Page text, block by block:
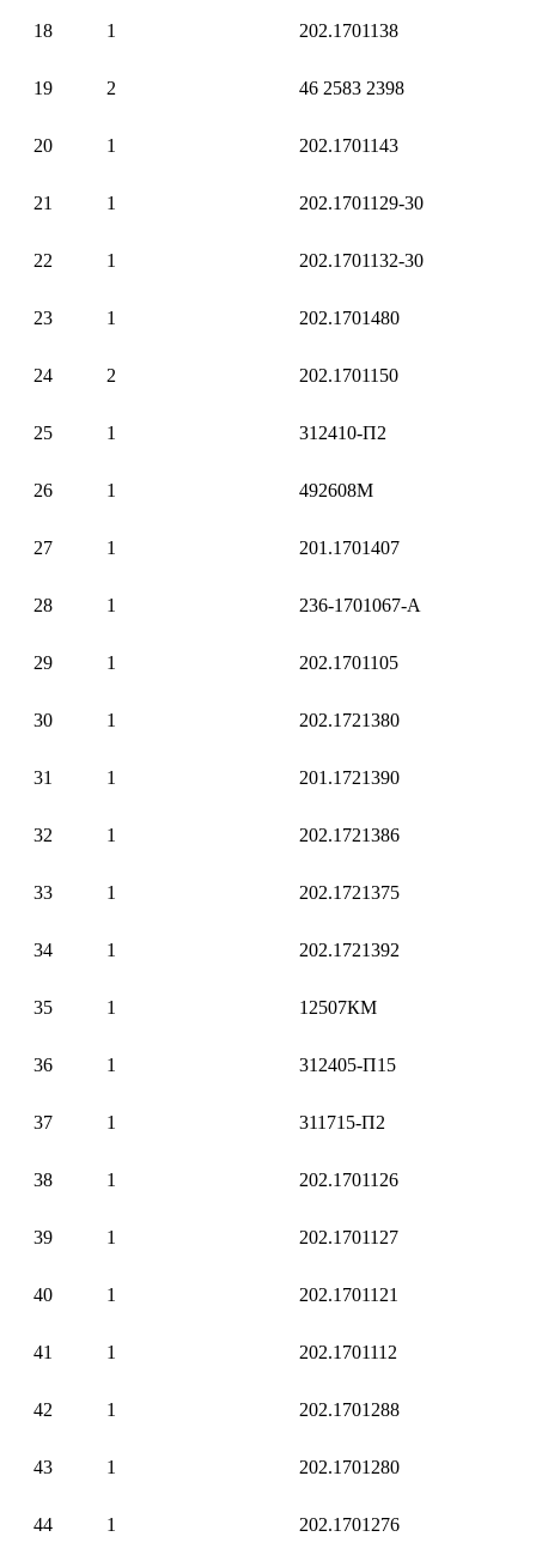
18 1 202.1701138
19 2 46 2583 2398
20 1 202.1701143
21 1 202.1701129-30
22 1 202.1701132-30
23 1 202.1701480
24 2 202.1701150
25 1 312410-П2
26 1 492608М
27 1 201.1701407
28 1 236-1701067-А
29 1 202.1701105
30 1 202.1721380
31 1 201.1721390
32 1 202.1721386
33 1 202.1721375
34 1 202.1721392
35 1 12507КМ
36 1 312405-П15
37 1 311715-П2
38 1 202.1701126
39 1 202.1701127
40 1 202.1701121
41 1 202.1701112
42 1 202.1701288
43 1 202.1701280
44 1 202.1701276